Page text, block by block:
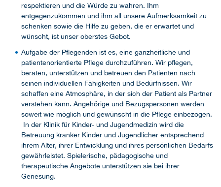
respektieren und die Würde zu wahren. Ihm
entgegenzukommen und ihm all unsere Aufmerksamkeit zu
schenken sowie die Hilfe zu geben, die er erwartet und
wünscht, ist unser oberstes Gebot.
Aufgabe der Pflegenden ist es, eine ganzheitliche und
patientenorientierte Pflege durchzuführen. Wir pflegen,
beraten, unterstützen und betreuen den Patienten nach
seinen individuellen Fähigkeiten und Bedürfnissen. Wir
schaffen eine Atmosphäre, in der sich der Patient als Partner
verstehen kann. Angehörige und Bezugspersonen werden
soweit wie möglich und gewünscht in die Pflege einbezogen.
In der Klinik für Kinder- und Jugendmedizin wird die
Betreuung kranker Kinder und Jugendlicher entsprechend
ihrem Alter, ihrer Entwicklung und ihres persönlichen Bedarfs
gewährleistet. Spielerische, pädagogische und
therapeutische Angebote unterstützen sie bei ihrer
Genesung.